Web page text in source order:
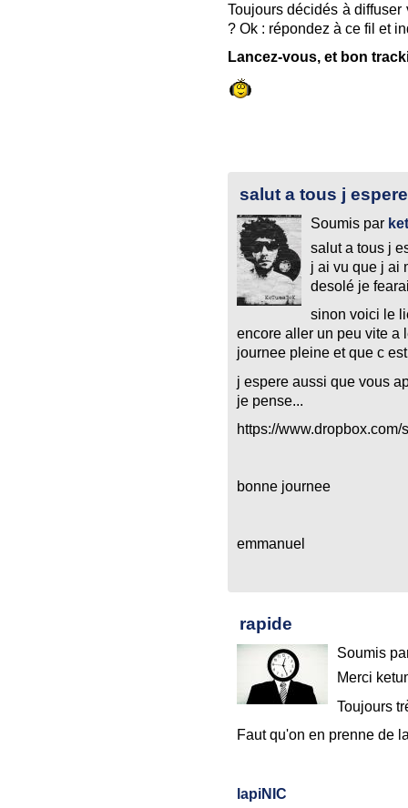
Toujours décidés à
? Ok : répondez à ce fil et
Lancez-vous, et bon
salut a tous j
Soumis par
salut a tous j
j ai vu que j ai
desolé je
sinon voici le
encore aller un peu vite a
journee pleine et que c
j espere aussi que vous
je pense...
https://
bonne journee
emmanuel
rapide
Soumis
Merci
Toujours
Faut qu'on en prenne de
lapiNIC